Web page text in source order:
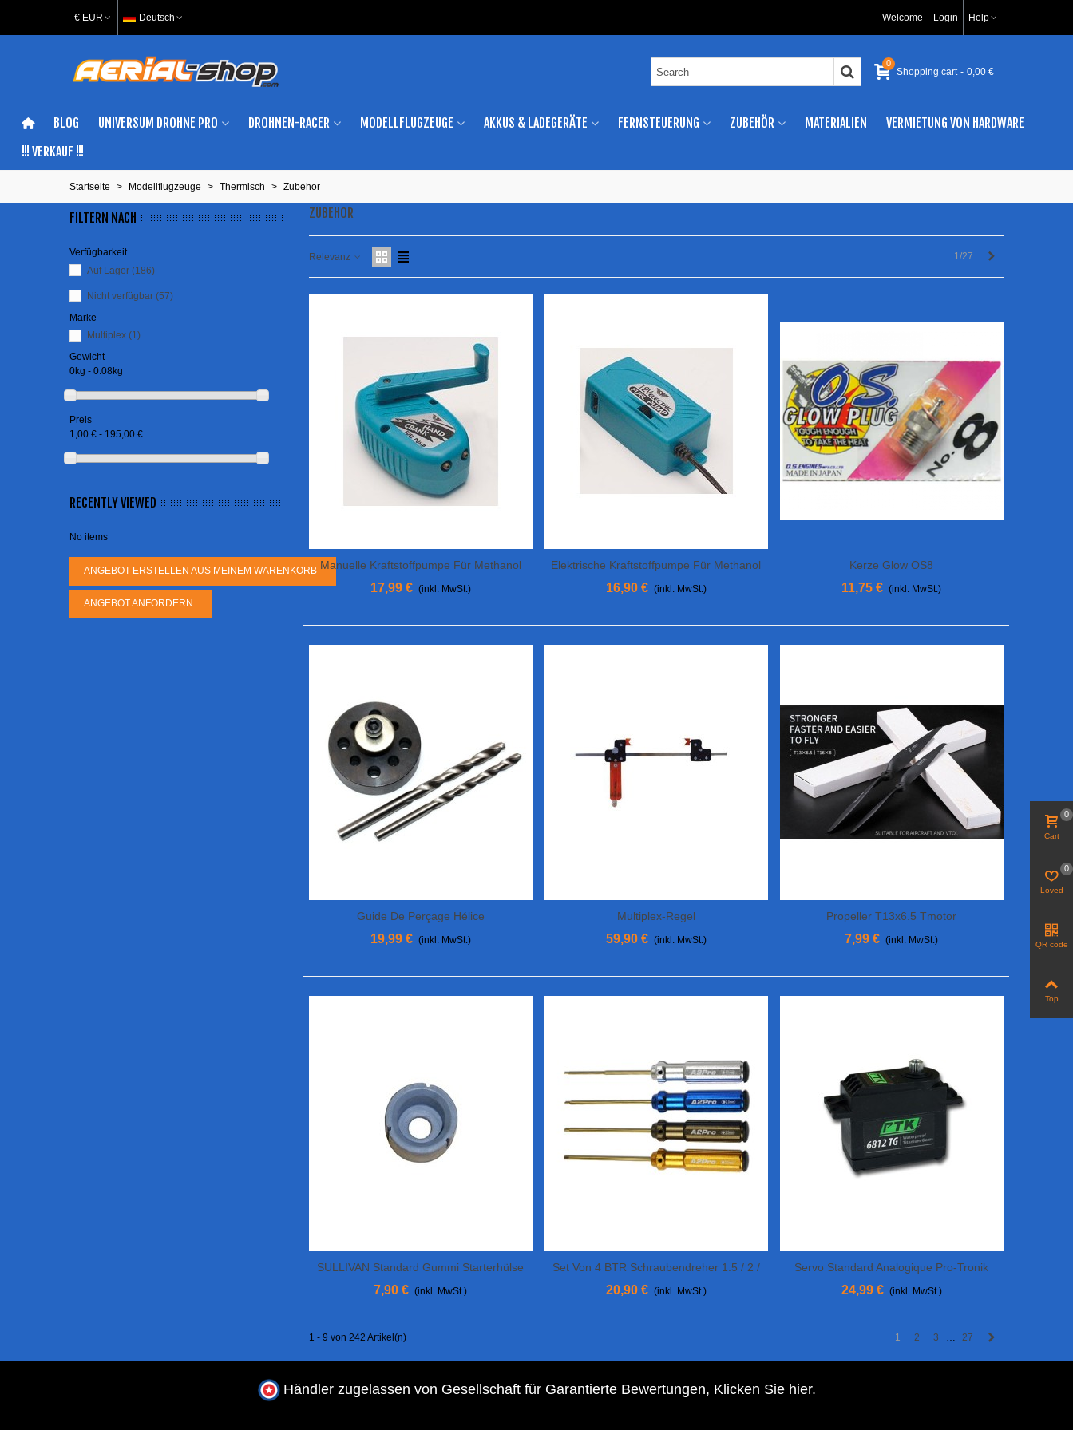
€ EUR Deutsch Welcome Login Help
0
Shopping cart - 0,00 €
BLOG UNIVERSUM DROHNE PRO DROHNEN-RACER MODELLFLUGZEUGE AKKUS & LADEGERÄTE FERNSTEUERUNG ZUBEHÖR MATERIALIEN
VERMIETUNG VON HARDWARE
!!! VERKAUF !!!
Startseite > Modellflugzeuge > Thermisch > Zubehor
FILTERN NACH
Verfügbarkeit
Auf Lager (186)
Nicht verfügbar (57)
Marke
Multiplex (1)
Gewicht
0kg - 0.08kg
Preis
1,00 € - 195,00 €
RECENTLY VIEWED
No items
ANGEBOT ERSTELLEN AUS MEINEM WARENKORB
ANGEBOT ANFORDERN
ZUBEHOR
Relevanz 1/27
In Den Warenkorb
Manuelle Kraftstoffpumpe Für Methanol
17,99 € (inkl. MwSt.)
View More
Elektrische Kraftstoffpumpe Für Methanol
16,90 € (inkl. MwSt.)
In Den Warenkorb
Kerze Glow OS8
11,75 € (inkl. MwSt.)
In Den Warenkorb
Guide De Perçage Hélice
19,99 € (inkl. MwSt.)
In Den Warenkorb
Multiplex-Regel
59,90 € (inkl. MwSt.)
In Den Warenkorb
Propeller T13x6.5 Tmotor
7,99 € (inkl. MwSt.)
In Den Warenkorb
SULLIVAN Standard Gummi Starterhülse
7,90 € (inkl. MwSt.)
In Den Warenkorb
Set Von 4 BTR Schraubendreher 1.5 / 2 /
2.5 / 3
20,90 € (inkl. MwSt.)
In Den Warenkorb
Servo Standard Analogique Pro-Tronik
6812 TG-A
24,99 € (inkl. MwSt.)
1 - 9 von 242 Artikel(n) 1 2 3 … 27
Händler zugelassen von Gesellschaft für Garantierte Bewertungen, Klicken Sie hier.
Cart
0
Loved
0
QR code
Top